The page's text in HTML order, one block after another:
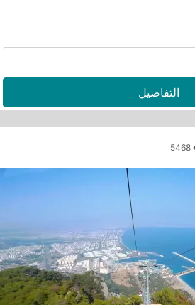
التفاصيل